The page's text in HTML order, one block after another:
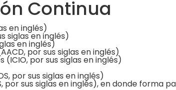
Continua
en inglés)
siglas en inglés)
en inglés)
por sus siglas en inglés)
por sus siglas en inglés)
por sus siglas en inglés)
por sus siglas en inglés), en donde forma